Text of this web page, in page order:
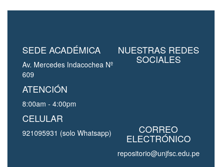
SEDE ACADÉMICA
Av. Mercedes Indacochea Nº
609
ATENCIÓN
8:00am - 4:00pm
CELULAR
921095931 (solo Whatsapp)
NUESTRAS REDES
SOCIALES
CORREO
ELECTRÓNICO
repositorio@unjfsc.edu.pe